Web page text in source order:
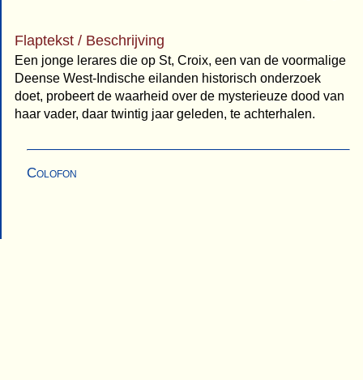
Flaptekst / Beschrijving
Een jonge lerares die op St, Croix, een van de voormalige
Deense West-Indische eilanden historisch onderzoek
doet, probeert de waarheid over de mysterieuze dood van
haar vader, daar twintig jaar geleden, te achterhalen.
Colofon